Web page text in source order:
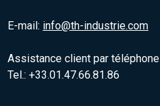
E-mail: info@th-industrie.com
Assistance client par téléphone
Tel.: +33.01.47.66.81.86